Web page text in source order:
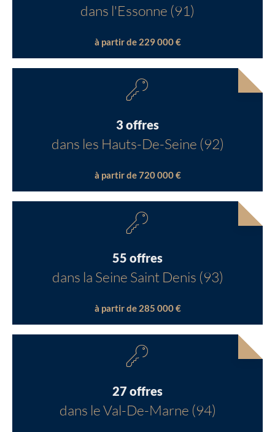
dans l'Essonne (91)
à partir de 229 000 €
3 offres
dans les Hauts-De-Seine (92)
à partir de 720 000 €
55 offres
dans la Seine Saint Denis (93)
à partir de 285 000 €
27 offres
dans le Val-De-Marne (94)